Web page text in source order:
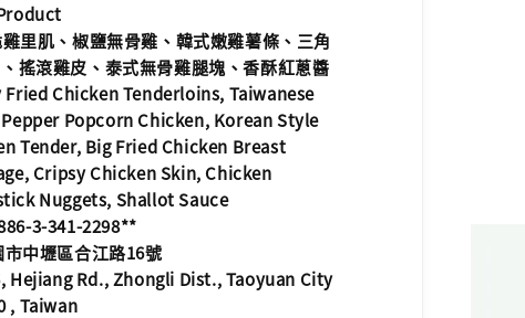
里肌、椒鹽無骨雞、韓式嫩雞薯條、三角
搖滾雞皮、泰式無骨雞腿塊、香酥紅蔥醬
Fried Chicken Tenderloins, Taiwanese
Popcorn Chicken, Korean Style
Tender, Big Fried Chicken Breast
Cripsy Chicken Skin, Chicken
Nuggets, Shallot Sauce
3-341-2298**
市中壢區合江路16號
Hejiang Rd., Zhongli Dist., Taoyuan City
, Taiwan